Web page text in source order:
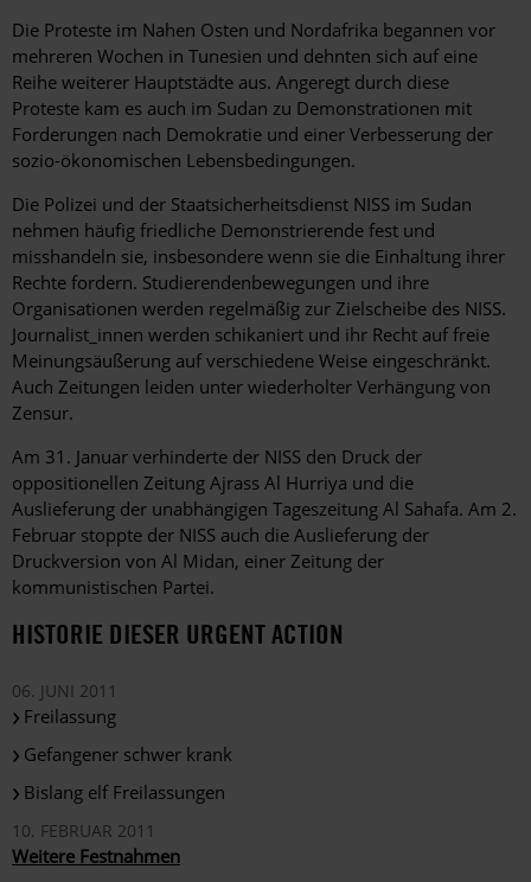
Die Proteste im Nahen Osten und Nordafrika begannen vor
mehreren Wochen in Tunesien und dehnten sich auf eine
Reihe weiterer Hauptstädte aus. Angeregt durch diese
Proteste kam es auch im Sudan zu Demonstrationen mit
Forderungen nach Demokratie und einer Verbesserung der
sozio-ökonomischen Lebensbedingungen.
Die Polizei und der Staatsicherheitsdienst NISS im Sudan
nehmen häufig friedliche Demonstrierende fest und
misshandeln sie, insbesondere wenn sie die Einhaltung ihrer
Rechte fordern. Studierendenbewegungen und ihre
Organisationen werden regelmäßig zur Zielscheibe des NISS.
Journalist_innen werden schikaniert und ihr Recht auf freie
Meinungsäußerung auf verschiedene Weise eingeschränkt.
Auch Zeitungen leiden unter wiederholter Verhängung von
Zensur.
Am 31. Januar verhinderte der NISS den Druck der
oppositionellen Zeitung Ajrass Al Hurriya und die
Auslieferung der unabhängigen Tageszeitung Al Sahafa. Am 2.
Februar stoppte der NISS auch die Auslieferung der
Druckversion von Al Midan, einer Zeitung der
kommunistischen Partei.
HISTORIE DIESER URGENT ACTION
06. JUNI 2011
Freilassung
Gefangener schwer krank
Bislang elf Freilassungen
10. FEBRUAR 2011
Weitere Festnahmen